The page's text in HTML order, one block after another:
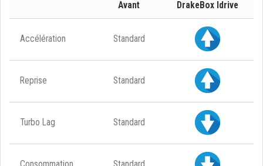
Avant DrakeBox Idrive
Accélération Standard
Reprise Standard
Turbo Lag Standard